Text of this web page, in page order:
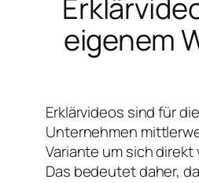
eigenem
Erklärvideos sind für
Unternehmen
Variante um sich
Das bedeutet daher,